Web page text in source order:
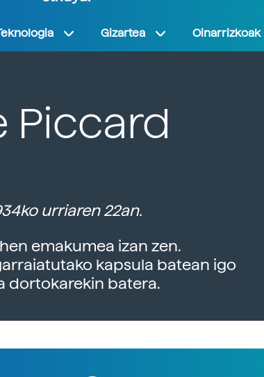
Gizartea Oinarrizkoak
Piccard
urriaren 22an.
emakumea izan zen.
kapsula batean igo
dortokarekin batera.